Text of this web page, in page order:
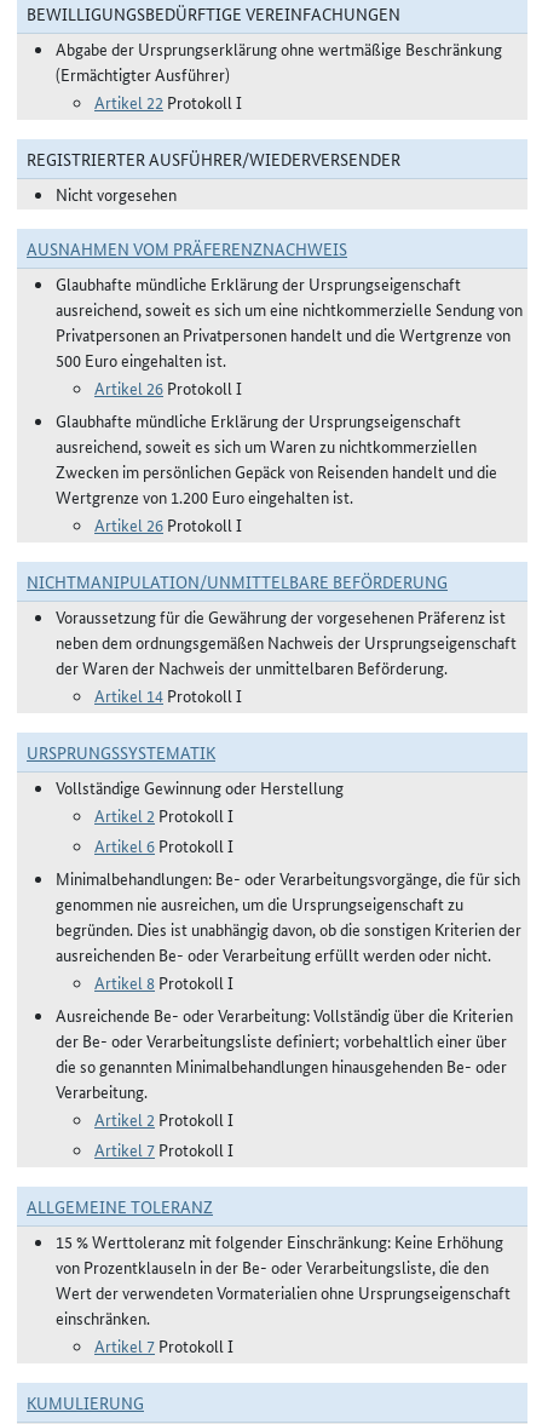
BEWILLIGUNGSBEDÜRFTIGE VEREINFACHUNGEN
Abgabe der Ursprungserklärung ohne wertmäßige Beschränkung
(Ermächtigter Ausführer)
Artikel 22 Protokoll I
REGISTRIERTER AUSFÜHRER/WIEDERVERSENDER
Nicht vorgesehen
AUSNAHMEN VOM PRÄFERENZNACHWEIS
Glaubhafte mündliche Erklärung der Ursprungseigenschaft
ausreichend, soweit es sich um eine nichtkommerzielle Sendung von
Privatpersonen an Privatpersonen handelt und die Wertgrenze von
500 Euro eingehalten ist.
Artikel 26 Protokoll I
Glaubhafte mündliche Erklärung der Ursprungseigenschaft
ausreichend, soweit es sich um Waren zu nichtkommerziellen
Zwecken im persönlichen Gepäck von Reisenden handelt und die
Wertgrenze von 1.200 Euro eingehalten ist.
Artikel 26 Protokoll I
NICHTMANIPULATION/UNMITTELBARE BEFÖRDERUNG
Voraussetzung für die Gewährung der vorgesehenen Präferenz ist
neben dem ordnungsgemäßen Nachweis der Ursprungseigenschaft
der Waren der Nachweis der unmittelbaren Beförderung.
Artikel 14 Protokoll I
URSPRUNGSSYSTEMATIK
Vollständige Gewinnung oder Herstellung
Artikel 2 Protokoll I
Artikel 6 Protokoll I
Minimalbehandlungen: Be- oder Verarbeitungsvorgänge, die für sich
genommen nie ausreichen, um die Ursprungseigenschaft zu
begründen. Dies ist unabhängig davon, ob die sonstigen Kriterien der
ausreichenden Be- oder Verarbeitung erfüllt werden oder nicht.
Artikel 8 Protokoll I
Ausreichende Be- oder Verarbeitung: Vollständig über die Kriterien
der Be- oder Verarbeitungsliste definiert; vorbehaltlich einer über
die so genannten Minimalbehandlungen hinausgehenden Be- oder
Verarbeitung.
Artikel 2 Protokoll I
Artikel 7 Protokoll I
ALLGEMEINE TOLERANZ
15 % Werttoleranz mit folgender Einschränkung: Keine Erhöhung
von Prozentklauseln in der Be- oder Verarbeitungsliste, die den
Wert der verwendeten Vormaterialien ohne Ursprungseigenschaft
einschränken.
Artikel 7 Protokoll I
KUMULIERUNG